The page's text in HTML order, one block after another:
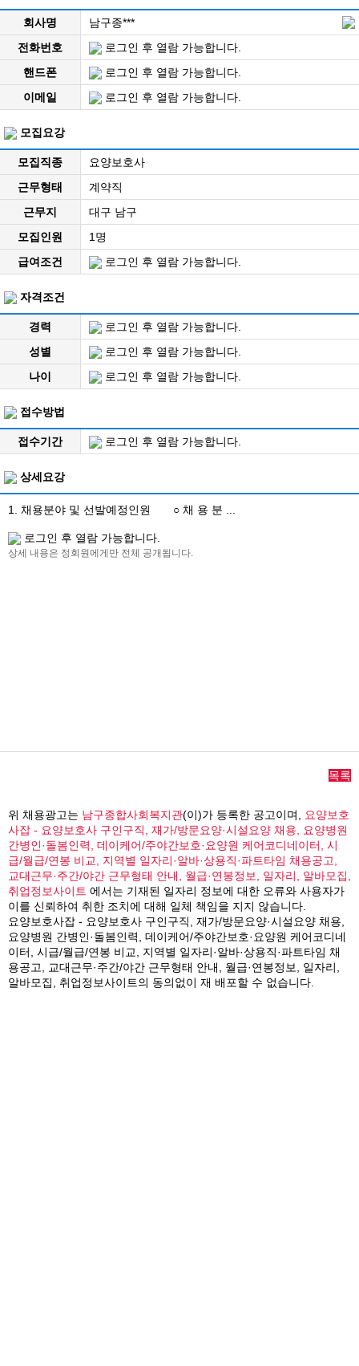
회사명
남구종***
전화번호
로그인 후 열람 가능합니다.
핸드폰
로그인 후 열람 가능합니다.
이메일
로그인 후 열람 가능합니다.
모집요강
모집직종
요양보호사
근무형태
계약직
근무지
대구 남구
모집인원
1명
급여조건
로그인 후 열람 가능합니다.
자격조건
경력
로그인 후 열람 가능합니다.
성별
로그인 후 열람 가능합니다.
나이
로그인 후 열람 가능합니다.
접수방법
접수기간 로그인 후 열람 가능합니다.
상세요강
1. 채용분야 및 선발예정인원 ○ 채 용 분 ...
로그인 후 열람 가능합니다.
상세 내용은 정회원에게만 전체 공개됩니다.
목록
위 채용광고는 남구종합사회복지관(이)가 등록한 공고이며,
요양보호
사잡 - 요양보호사 구인구직, 재가/방문요양·시설요양 채용, 요양병원
간병인·돌봄인력, 데이케어/주야간보호·요양원 케어코디네이터, 시
급/월급/연봉 비교, 지역별 일자리·알바·상용직·파트타임 채용공고,
교대근무·주간/야간 근무형태 안내, 월급·연봉정보, 일자리, 알바모집,
취업정보사이트 에서는 기재된 일자리 정보에 대한 오류와 사용자가
이를 신뢰하여 취한 조치에 대해 일체 책임을 지지 않습니다.
요양보호사잡 - 요양보호사 구인구직, 재가/방문요양·시설요양 채용,
요양병원 간병인·돌봄인력, 데이케어/주야간보호·요양원 케어코디네
이터, 시급/월급/연봉 비교, 지역별 일자리·알바·상용직·파트타임 채
용공고, 교대근무·주간/야간 근무형태 안내, 월급·연봉정보, 일자리,
알바모집, 취업정보사이트의 동의없이 재 배포할 수 없습니다.